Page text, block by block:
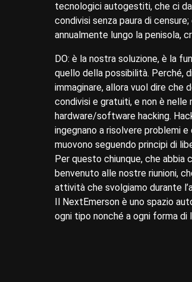
tecnologici autogestiti, che ci
condivisi senza paura di
annualmente lungo la penisola,
DO: è la nostra soluzione, è la
quello della possibilità. Perché,
immaginare, allora vuol dire che
condivisi e gratuiti, e non è
hardware/software hacking.
ingegnano a risolvere problemi
muovono seguendo principi di
Per questo chiunque, che abbia
benvenuto alle nostre riunioni,
attività che svolgiamo durante
Il NextEmerson è uno spazio
ogni tipo nonché a ogni forma di